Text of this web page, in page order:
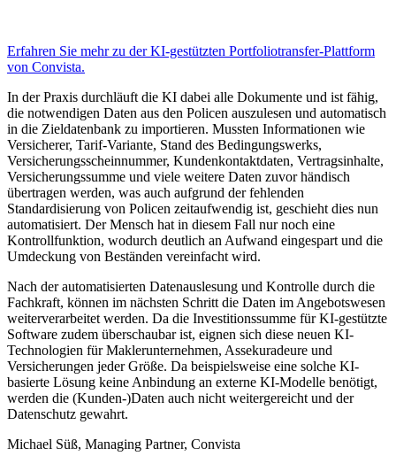
Erfahren Sie mehr zu der KI-gestützten Portfoliotransfer-Plattform
von Convista.
In der Praxis durchläuft die KI dabei alle Dokumente und ist fähig,
die notwendigen Daten aus den Policen auszulesen und automatisch
in die Zieldatenbank zu importieren. Mussten Informationen wie
Versicherer, Tarif-Variante, Stand des Bedingungswerks,
Versicherungsscheinnummer, Kundenkontaktdaten, Vertragsinhalte,
Versicherungssumme und viele weitere Daten zuvor händisch
übertragen werden, was auch aufgrund der fehlenden
Standardisierung von Policen zeitaufwendig ist, geschieht dies nun
automatisiert. Der Mensch hat in diesem Fall nur noch eine
Kontrollfunktion, wodurch deutlich an Aufwand eingespart und die
Umdeckung von Beständen vereinfacht wird.
Nach der automatisierten Datenauslesung und Kontrolle durch die
Fachkraft, können im nächsten Schritt die Daten im Angebotswesen
weiterverarbeitet werden. Da die Investitionssumme für KI-gestützte
Software zudem überschaubar ist, eignen sich diese neuen KI-
Technologien für Maklerunternehmen, Assekuradeure und
Versicherungen jeder Größe. Da beispielsweise eine solche KI-
basierte Lösung keine Anbindung an externe KI-Modelle benötigt,
werden die (Kunden-)Daten auch nicht weitergereicht und der
Datenschutz gewahrt.
Michael Süß, Managing Partner, Convista